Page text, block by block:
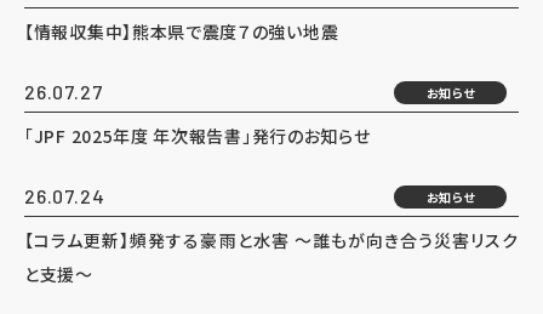
【情報収集中】熊本県で震度７の強い地震
26.07.27 お知らせ
「JPF 2025年度 年次報告書」発行のお知らせ
26.07.24 お知らせ
【コラム更新】頻発する豪雨と水害 ～誰もが向き合う災害リスク
と支援～